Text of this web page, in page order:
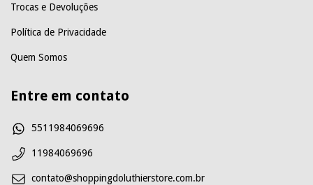
Trocas e Devoluções
Política de Privacidade
Quem Somos
Entre em contato
5511984069696
11984069696
contato@shoppingdoluthierstore.com.br